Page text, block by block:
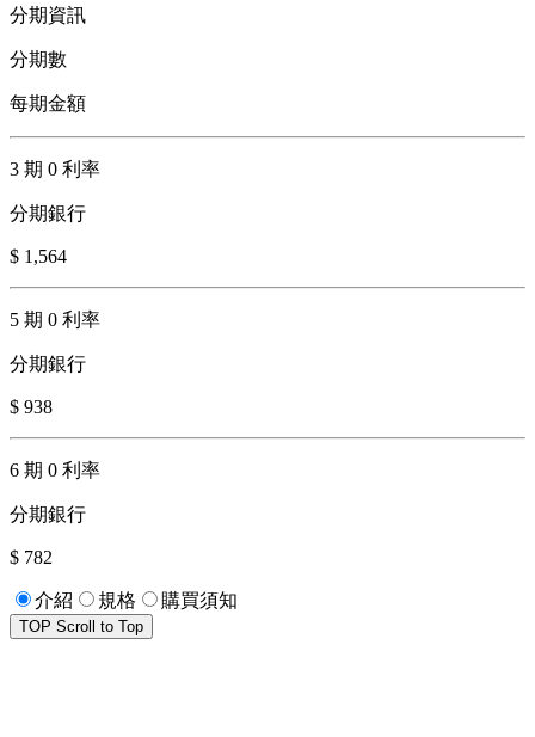
分期資訊
分期數
每期金額
3 期 0 利率
分期銀行
$ 1,564
5 期 0 利率
分期銀行
$ 938
6 期 0 利率
分期銀行
$ 782
介紹 規格 購買須知
TOP Scroll to Top